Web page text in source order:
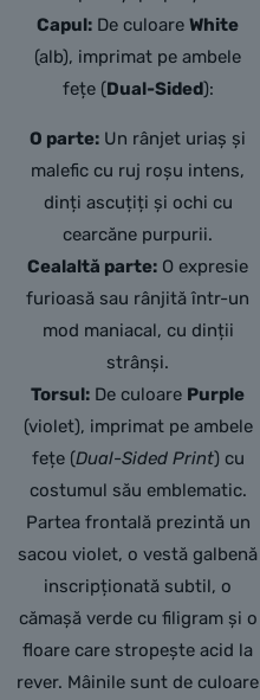
Capul: De culoareWhite
(alb), imprimat pe ambele
fețe (Dual-Sided):
O parte: Un rânjet uriaș și
malefic cu ruj roșu intens,
dinți ascuțiți și ochi cu
cearcăne purpurii.
Cealaltă parte: O expresie
furioasă sau rânjită într-un
mod maniacal, cu dinții
strânși.
Torsul: De culoare Purple
(violet), imprimat pe ambele
fețe (Dual-Sided Print) cu
costumul său emblematic.
Partea frontală prezintă un
sacou violet, o vestă galbenă
inscripționată subtil, o
cămașă verde cu filigram și o
floare care stropește acid la
rever. Mâinile sunt de culoare